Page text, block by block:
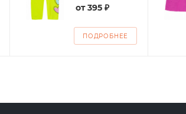
от395 ₽
ПОДРОБНЕЕ